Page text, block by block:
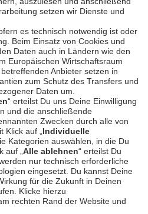
Hardware optional
€monatlich